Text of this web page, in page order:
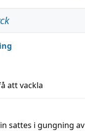
att vackla
sattes i gungning av